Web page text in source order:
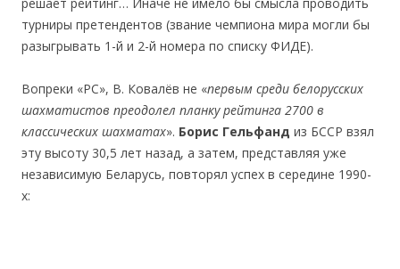
турниры претендентов (звание чемпиона мира могли бы
разыгрывать 1-й и 2-й номерa по списку ФИДЕ).
Вопреки «РС», В. Ковалёв не «первым среди белорусских
шахматистов преодолел планку рейтинга 2700 в
классических шахматах». Борис Гельфанд из БССР взял
эту высоту 30,5 лет назад, а затем, представляя уже
независимую Беларусь, повторял успех в середине 1990-
х: